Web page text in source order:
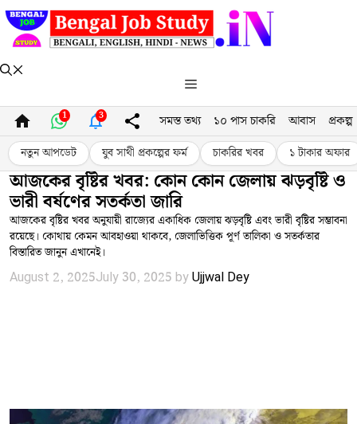
Skip
to
content
Menu
1 3 সমস্ত তথ্য ১০ পাস চাকরি আবাস প্রকল্প
নতুন আপডেট যুব সাথী প্রকল্পের ফর্ম চাকরির খবর ১ টাকার অফার
আজকের বৃষ্টির খবর: কোন কোন জেলায় ঝড়বৃষ্টি ও
ভারী বর্ষণের সতর্কতা জারি
আজকের বৃষ্টির খবর অনুযায়ী রাজ্যের একাধিক জেলায় ঝড়বৃষ্টি এবং ভারী বৃষ্টির সম্ভাবনা
রয়েছে। কোথায় কেমন আবহাওয়া থাকবে, জেলাভিত্তিক পূর্ণ তালিকা ও সতর্কতার
বিস্তারিত জানুন এখানেই।
August 2, 2025July 30, 2025 byUjjwal Dey